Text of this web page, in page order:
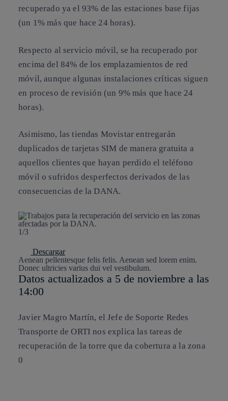
recuperado ya el 93% de las estaciones base fijas
(un 1% más que hace 24 horas).
Respecto al servicio móvil, se ha recuperado por
encima del 84% de los emplazamientos de red
móvil, aunque algunas instalaciones críticas siguen
en proceso de revisión (un 9% más que hace 24
horas).
Asimismo, las tiendas Movistar entregarán
duplicados de tarjetas SIM de manera gratuita a
aquellos clientes que hayan perdido el teléfono
móvil o sufridos desperfectos derivados de las
consecuencias de la DANA.
1/3
Descargar
Aenean pellentesque felis felis. Aenean sed lorem enim.
Donec ultricies varius dui vel vestibulum.
Datos actualizados a 5 de noviembre a las
14:00
Javier Magro Martín, el Jefe de Soporte Redes
Transporte de ORTI nos explica las tareas de
recuperación de la torre que da cobertura a la zona
0